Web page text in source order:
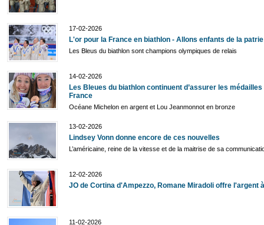
17-02-2026
L'or pour la France en biathlon - Allons enfants de la
Les Bleus du biathlon sont champions olympiques de relais
14-02-2026
Les Bleues du biathlon continuent d’assurer les médailles
France
Océane Michelon en argent et Lou Jeanmonnot en bronze
13-02-2026
Lindsey Vonn donne encore de ces nouvelles
L’américaine, reine de la vitesse et de la maitrise de sa
12-02-2026
JO de Cortina d'Ampezzo, Romane Miradoli offre l'argent
11-02-2026